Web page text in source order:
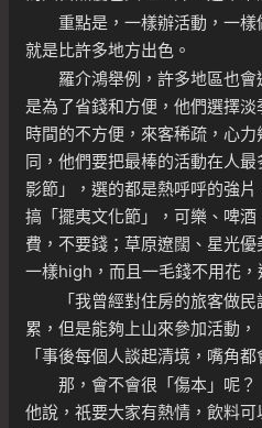
重點是，一樣辦活動，一樣
就是比許多地方出色。
羅介鴻舉例，許多地區也會
是為了省錢和方便，他們選擇
時間的不方便，來客稀疏，心
同，他們要把最棒的活動在人
影節」，選的都是熱呼呼的強片
搞「擺夷文化節」，可樂、啤
費，不要錢；草原遼闊、星光
一樣high，而且一毛錢不用花，
「我曾經對住房的旅客做民
累，但是能夠上山來參加活動，
「事後每個人談起清境，嘴角都
那，會不會很「傷本」呢？
他說，祇要大家有熱情，飲料